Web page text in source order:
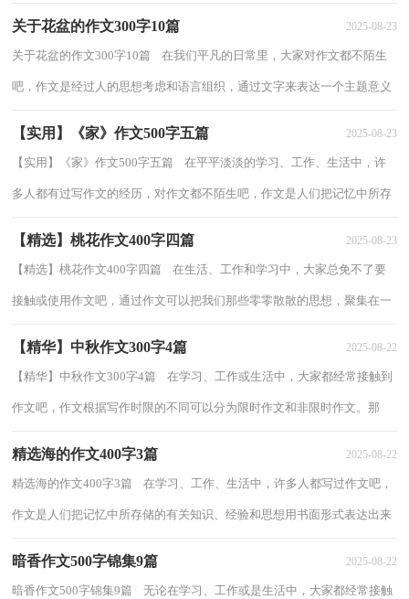
关于花盆的作文300字10篇 2025-08-23
关于花盆的作文300字10篇 在我们平凡的日常里，大家对作文都不陌生
吧，作文是经过人的思想考虑和语言组织，通过文字来表达一个主题意义
【实用】《家》作文500字五篇 2025-08-23
【实用】《家》作文500字五篇 在平平淡淡的学习、工作、生活中，许
多人都有过写作文的经历，对作文都不陌生吧，作文是人们把记忆中所存
【精选】桃花作文400字四篇 2025-08-23
【精选】桃花作文400字四篇 在生活、工作和学习中，大家总免不了要
接触或使用作文吧，通过作文可以把我们那些零零散散的思想，聚集在一
【精华】中秋作文300字4篇 2025-08-22
【精华】中秋作文300字4篇 在学习、工作或生活中，大家都经常接触到
作文吧，作文根据写作时限的不同可以分为限时作文和非限时作文。那
精选海的作文400字3篇 2025-08-22
精选海的作文400字3篇 在学习、工作、生活中，许多人都写过作文吧，
作文是人们把记忆中所存储的有关知识、经验和思想用书面形式表达出来
暗香作文500字锦集9篇 2025-08-22
暗香作文500字锦集9篇 无论在学习、工作或是生活中，大家都经常接触